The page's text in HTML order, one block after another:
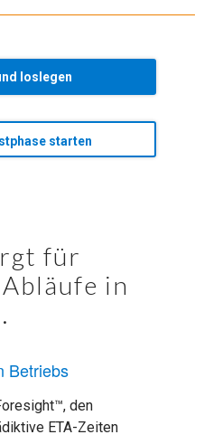
loslegen
starten
für
in
Betriebs
den
ETA-Zeiten